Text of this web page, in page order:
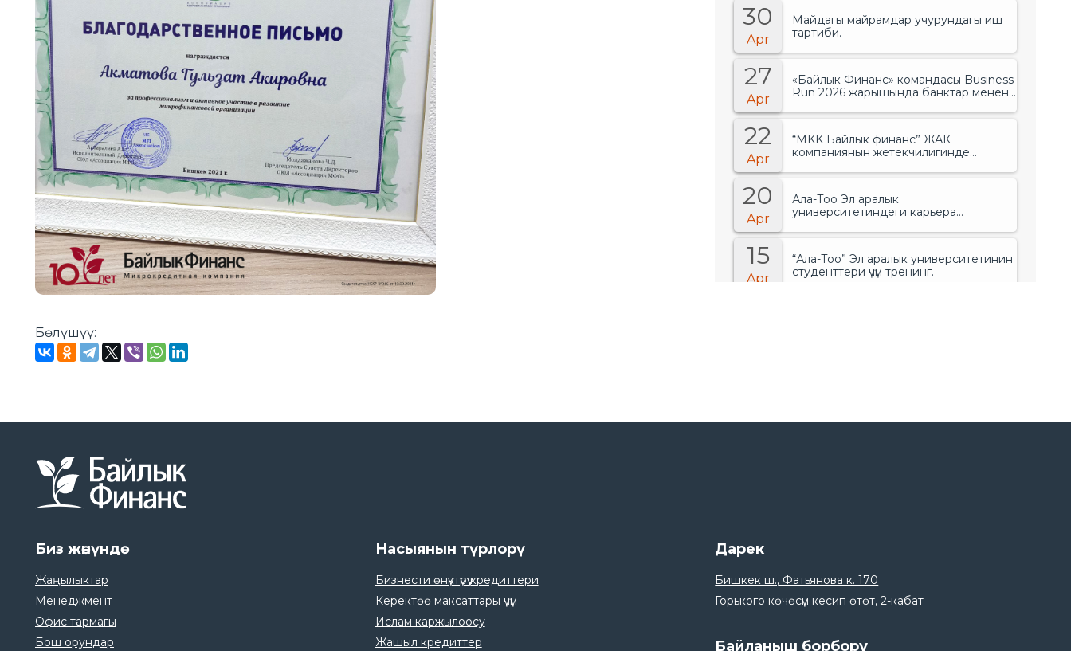
Бөлүшүү:
30
Apr
Майдагы майрамдар учурундагы иш
тартиби.
27
Apr
«Байлык Финанс» командасы Business
Run 2026 жарышында банктар менен
биринчи орунду ээледи..
22
Apr
“MKK Байлык финанс” ЖАК
компаниянын жетекчилигинде
20
Apr
Ала-Тоо Эл аралык
университетиндеги карьера
15
Apr
“Ала-Тоо” Эл аралык университетинин
студенттери үчүн тренинг.
06
Apr
21
Биз жөнүндө
Жаңылыктар
Менеджмент
Офис тармагы
Бош орундар
Насыянын түрлорү
Бизнести өнүктүрүү кредиттери
Керектөө максаттары үчүн
Ислам каржылоосу
Жашыл кредиттер
Дарек
Бишкек ш., Фатьянова к. 170
Горького көчөсүн кесип өтөт, 2-кабат
Байланыш борбору